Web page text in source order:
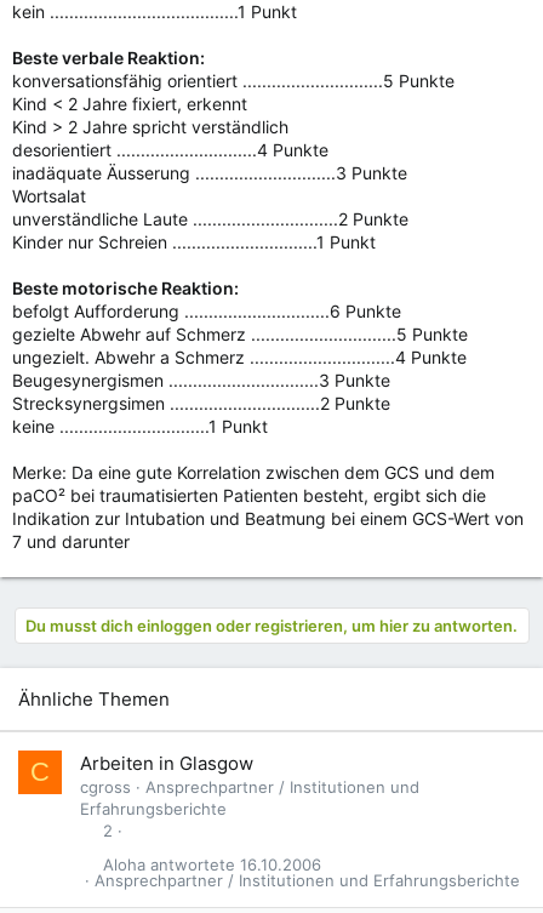
kein .......................................1 Punkt
Beste verbale Reaktion:
konversationsfähig orientiert .............................5 Punkte
Kind < 2 Jahre fixiert, erkennt
Kind > 2 Jahre spricht verständlich
desorientiert .............................4 Punkte
inadäquate Äusserung .............................3 Punkte
Wortsalat
unverständliche Laute ..............................2 Punkte
Kinder nur Schreien ..............................1 Punkt
Beste motorische Reaktion:
befolgt Aufforderung ..............................6 Punkte
gezielte Abwehr auf Schmerz ..............................5 Punkte
ungezielt. Abwehr a Schmerz ..............................4 Punkte
Beugesynergismen ...............................3 Punkte
Strecksynergsimen ...............................2 Punkte
keine ...............................1 Punkt
Merke: Da eine gute Korrelation zwischen dem GCS und dem
paCO² bei traumatisierten Patienten besteht, ergibt sich die
Indikation zur Intubation und Beatmung bei einem GCS-Wert von
7 und darunter
Du musst dich einloggen oder registrieren, um hier zu antworten.
Ähnliche Themen
C Arbeiten in Glasgow
cgross
Ansprechpartner / Institutionen und
Erfahrungsberichte
2
Ansprechpartner / Institutionen und Erfahrungsberichte
16.10.2006
Aloha